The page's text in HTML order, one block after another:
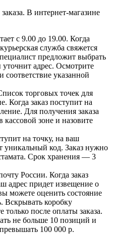
В интернет-магазине
с 9.00 до 19.00. Когда
служба свяжется
предложит выбрать
уточнит адрес. Осмотрите
соответствие указанной
торговых точек для
Когда заказ поступит на
Для получения заказа
кассовой зоне и назовите
на точку, на ваш
уникальный код. Заказ нужно
Срок хранения — 3
России. Когда заказ
адрес придет извещение о
можете оценить состояние
Вскрывать коробку
только после оплаты заказа.
не больше 10 позиций и
100 000 р.